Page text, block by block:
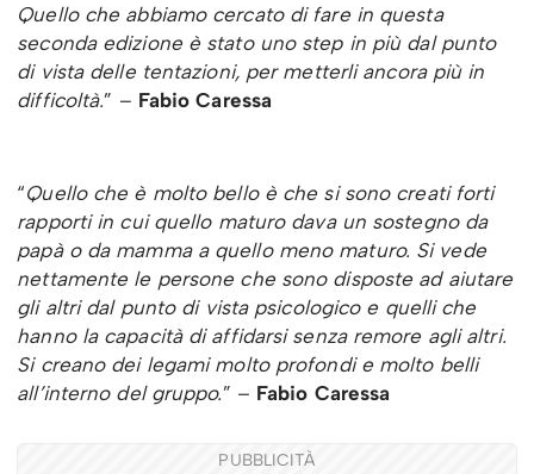
Quello che abbiamo cercato di fare in questa
seconda edizione è stato uno step in più dal punto
di vista delle tentazioni, per metterli ancora più in
difficoltà.” – Fabio Caressa
“Quello che è molto bello è che si sono creati forti
rapporti in cui quello maturo dava un sostegno da
papà o da mamma a quello meno maturo. Si vede
nettamente le persone che sono disposte ad aiutare
gli altri dal punto di vista psicologico e quelli che
hanno la capacità di affidarsi senza remore agli altri.
Si creano dei legami molto profondi e molto belli
all’interno del gruppo.” – Fabio Caressa
PUBBLICITÀ